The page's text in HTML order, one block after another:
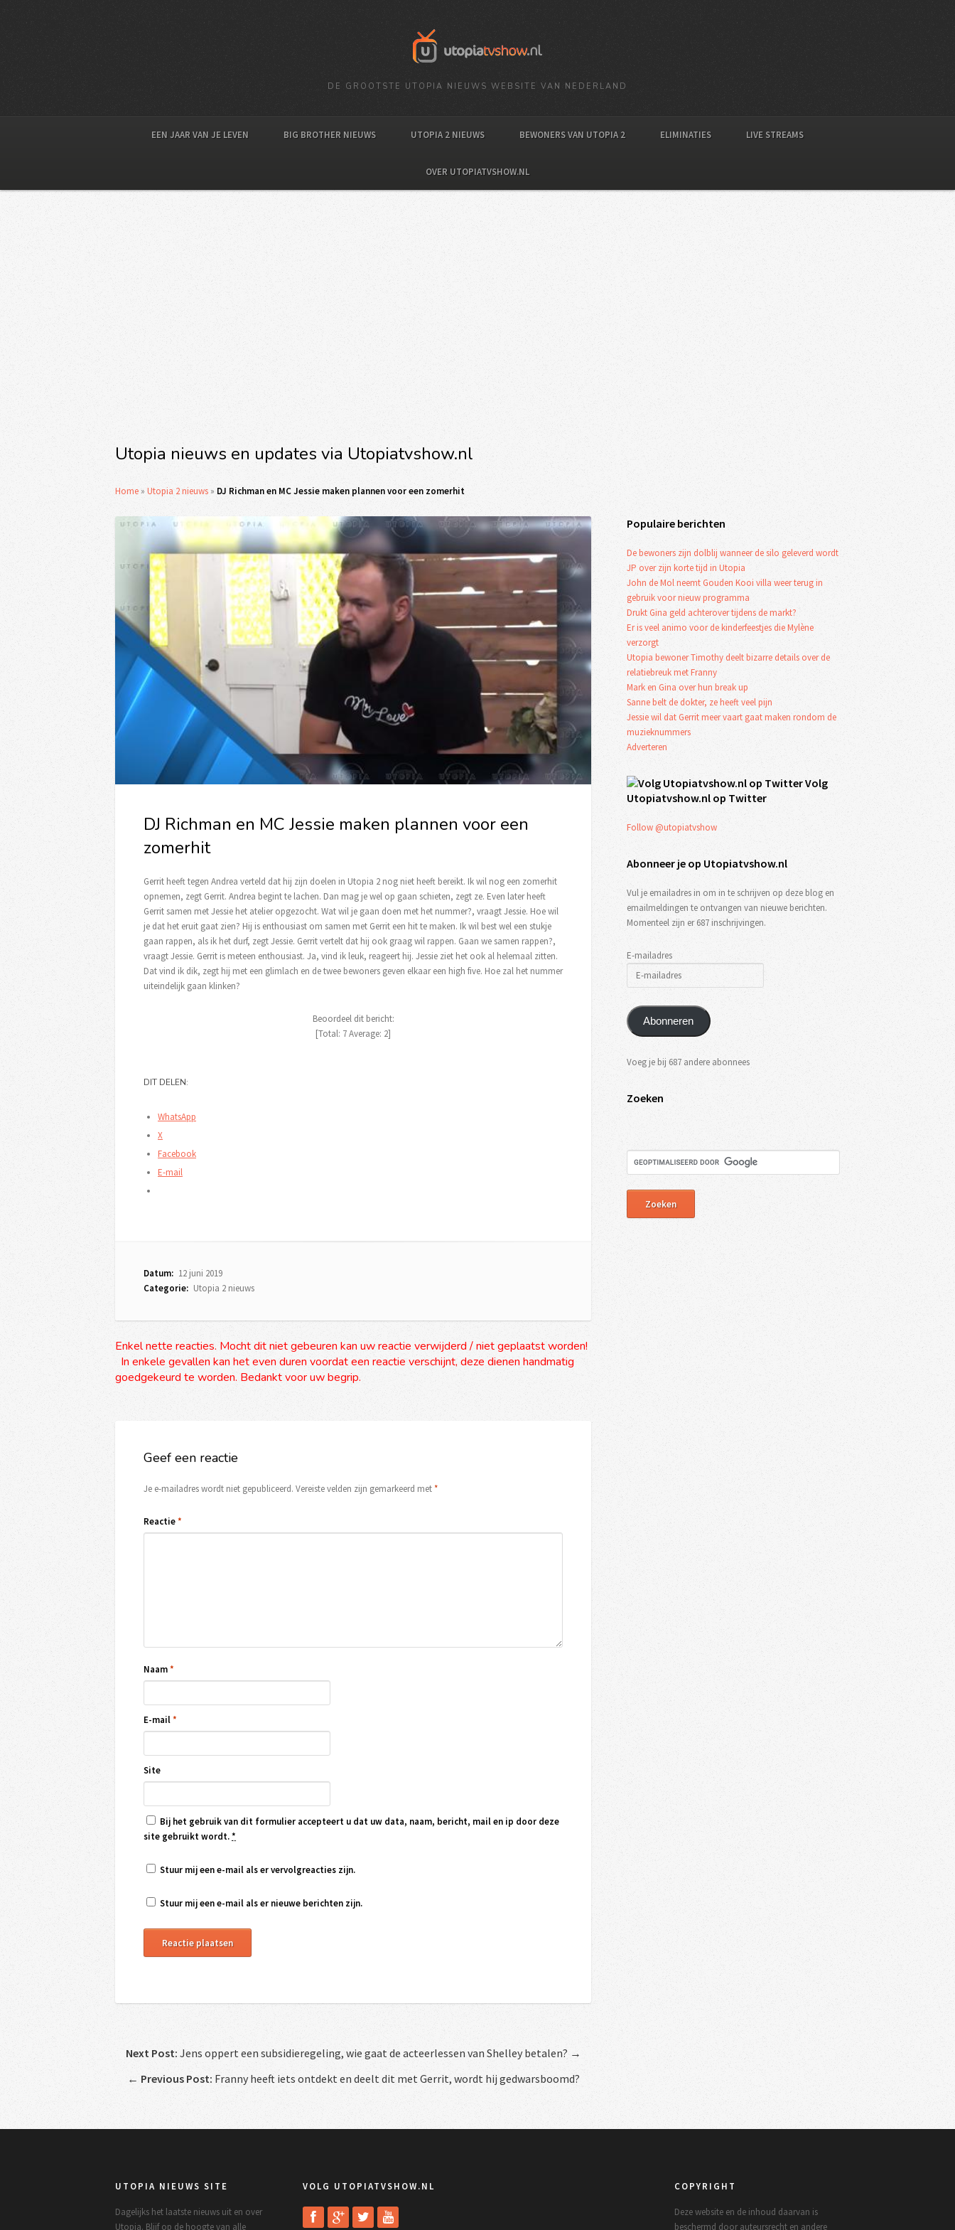
DE GROOTSTE UTOPIA NIEUWS WEBSITE VAN NEDERLAND
EEN JAAR VAN JE LEVEN BIG BROTHER NIEUWS UTOPIA 2 NIEUWS BEWONERS VAN UTOPIA 2 ELIMINATIES LIVE STREAMS
OVER UTOPIATVSHOW.NL
Utopia nieuws en updates via Utopiatvshow.nl
Home » Utopia 2 nieuws » DJ Richman en MC Jessie maken plannen voor een zomerhit
DJ Richman en MC Jessie maken plannen voor een
zomerhit
Gerrit heeft tegen Andrea verteld dat hij zijn doelen in Utopia 2 nog niet heeft bereikt. Ik wil nog een zomerhit
opnemen, zegt Gerrit. Andrea begint te lachen. Dan mag je wel op gaan schieten, zegt ze. Even later heeft
Gerrit samen met Jessie het atelier opgezocht. Wat wil je gaan doen met het nummer?, vraagt Jessie. Hoe wil
je dat het eruit gaat zien? Hij is enthousiast om samen met Gerrit een hit te maken. Ik wil best wel een stukje
gaan rappen, als ik het durf, zegt Jessie. Gerrit vertelt dat hij ook graag wil rappen. Gaan we samen rappen?,
vraagt Jessie. Gerrit is meteen enthousiast. Ja, vind ik leuk, reageert hij. Jessie ziet het ook al helemaal zitten.
Dat vind ik dik, zegt hij met een glimlach en de twee bewoners geven elkaar een high five. Hoe zal het nummer
uiteindelijk gaan klinken?
Beoordeel dit bericht:
[Total: 7Average: 2]
DIT DELEN:
WhatsApp
X
Facebook
E-mail
Datum: 12 juni 2019
Categorie: Utopia 2 nieuws
Enkel nette reacties. Mocht dit niet gebeuren kan uw reactie verwijderd / niet geplaatst worden!
In enkele gevallen kan het even duren voordat een reactie verschijnt, deze dienen handmatig
goedgekeurd te worden. Bedankt voor uw begrip.
Geef een reactie
Je e-mailadres wordt niet gepubliceerd. Vereiste velden zijn gemarkeerd met*
Reactie*
Naam*
E-mail*
Site
Bij het gebruik van dit formulier accepteert u dat uw data, naam, bericht, mail en ip door deze
site gebruikt wordt.*
Stuur mij een e-mail als er vervolgreacties zijn.
Stuur mij een e-mail als er nieuwe berichten zijn.
Next Post: Jens oppert een subsidieregeling, wie gaat de acteerlessen van Shelley betalen? →
← Previous Post: Franny heeft iets ontdekt en deelt dit met Gerrit, wordt hij gedwarsboomd?
Populaire berichten
De bewoners zijn dolblij wanneer de silo geleverd wordt
JP over zijn korte tijd in Utopia
John de Mol neemt Gouden Kooi villa weer terug in
gebruik voor nieuw programma
Drukt Gina geld achterover tijdens de markt?
Er is veel animo voor de kinderfeestjes die Mylène
verzorgt
Utopia bewoner Timothy deelt bizarre details over de
relatiebreuk met Franny
Mark en Gina over hun break up
Sanne belt de dokter, ze heeft veel pijn
Jessie wil dat Gerrit meer vaart gaat maken rondom de
muzieknummers
Adverteren
Volg
Utopiatvshow.nl op Twitter
Follow @utopiatvshow
Abonneer je op Utopiatvshow.nl
Vul je emailadres in om in te schrijven op deze blog en
emailmeldingen te ontvangen van nieuwe berichten.
Momenteel zijn er 687 inschrijvingen.
E-mailadres
Abonneren
Voeg je bij 687 andere abonnees
Zoeken
UTOPIA NIEUWS SITE
Dagelijks het laatste nieuws uit en over
Utopia. Blijf op de hoogte van alle
VOLG UTOPIATVSHOW.NL COPYRIGHT
Deze website en de inhoud daarvan is
beschermd door auteursrecht en andere